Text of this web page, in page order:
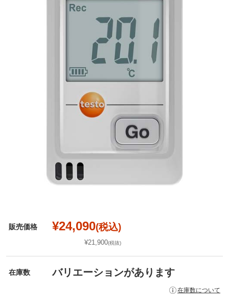
販売価格 ¥24,090(税込)
¥21,900(税抜)
在庫数 バリエーションがあります
在庫数について